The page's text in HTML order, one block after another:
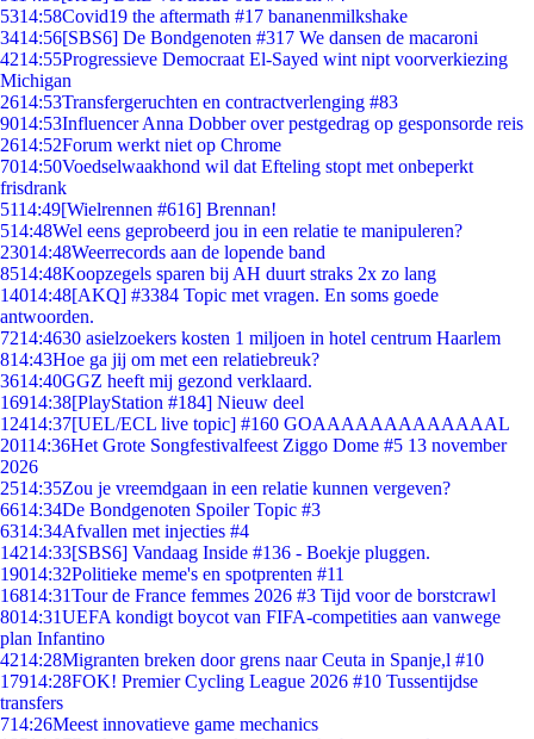
5314:58Covid19 the aftermath #17 bananenmilkshake
3414:56[SBS6] De Bondgenoten #317 We dansen de macaroni
4214:55Progressieve Democraat El-Sayed wint nipt voorverkiezing
Michigan
2614:53Transfergeruchten en contractverlenging #83
9014:53Influencer Anna Dobber over pestgedrag op gesponsorde reis
2614:52Forum werkt niet op Chrome
7014:50Voedselwaakhond wil dat Efteling stopt met onbeperkt
frisdrank
5114:49[Wielrennen #616] Brennan!
514:48Wel eens geprobeerd jou in een relatie te manipuleren?
23014:48Weerrecords aan de lopende band
8514:48Koopzegels sparen bij AH duurt straks 2x zo lang
14014:48[AKQ] #3384 Topic met vragen. En soms goede
antwoorden.
7214:4630 asielzoekers kosten 1 miljoen in hotel centrum Haarlem
814:43Hoe ga jij om met een relatiebreuk?
3614:40GGZ heeft mij gezond verklaard.
16914:38[PlayStation #184] Nieuw deel
12414:37[UEL/ECL live topic] #160 GOAAAAAAAAAAAAAL
20114:36Het Grote Songfestivalfeest Ziggo Dome #5 13 november
2026
2514:35Zou je vreemdgaan in een relatie kunnen vergeven?
6614:34De Bondgenoten Spoiler Topic #3
6314:34Afvallen met injecties #4
14214:33[SBS6] Vandaag Inside #136 - Boekje pluggen.
19014:32Politieke meme's en spotprenten #11
16814:31Tour de France femmes 2026 #3 Tijd voor de borstcrawl
8014:31UEFA kondigt boycot van FIFA-competities aan vanwege
plan Infantino
4214:28Migranten breken door grens naar Ceuta in Spanje,l #10
17914:28FOK! Premier Cycling League 2026 #10 Tussentijdse
transfers
714:26Meest innovatieve game mechanics